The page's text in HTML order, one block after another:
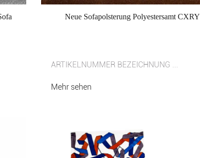
Neue Sofapolsterung Polyestersamt CXRY
ARTIKELNUMMER BEZEICHNUNG ...
Mehr sehen